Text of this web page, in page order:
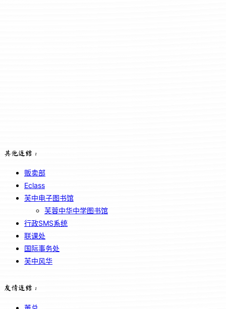
其他连结：
贩卖部
Eclass
芙中电子图书馆
芙蓉中华中学图书馆
行政SMS系统
联课处
国际事务处
芙中风华
友情连结：